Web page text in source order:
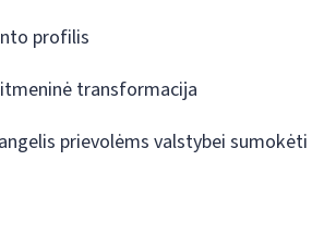
profilis
transformacija
prievolėms valstybei sumokėti